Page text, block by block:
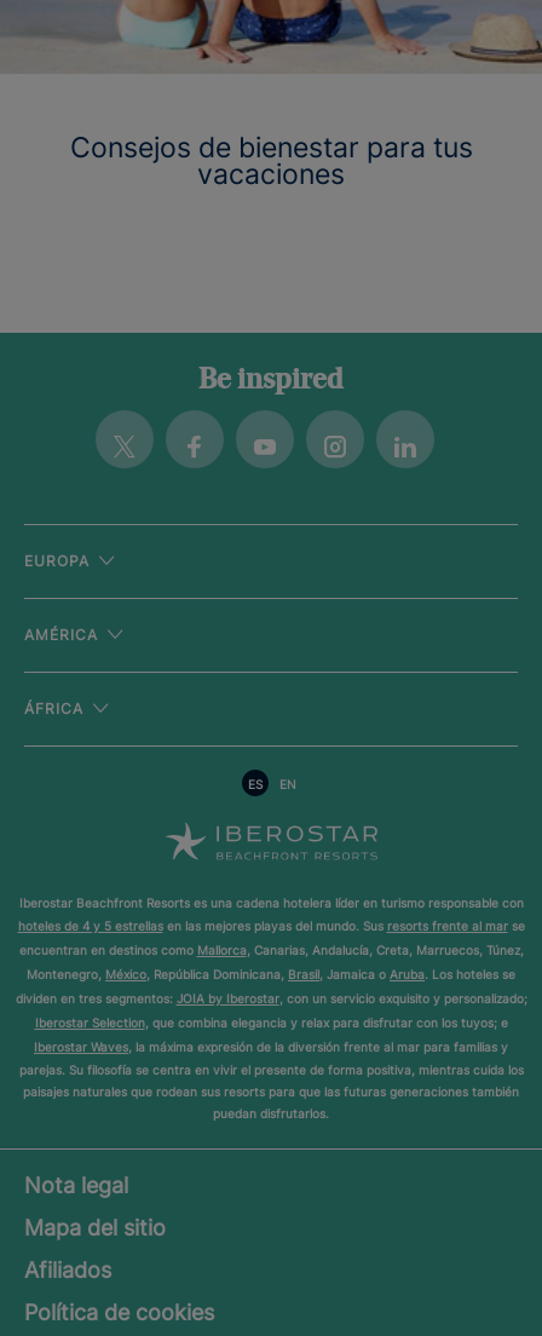
Consejos de bienestar para tus
vacaciones
Be inspired
Twitter FacebookYoutubeInstagramLinkedin
EUROPA
AMÉRICA
ÁFRICA
ES EN
Iberostar Beachfront Resorts es una cadena hotelera líder en turismo responsable con
hoteles de 4 y 5 estrellasen las mejores playas del mundo. Sus resorts frente al marse
encuentran en destinos como Mallorca, Canarias, Andalucía, Creta, Marruecos, Túnez,
Montenegro, México, República Dominicana, Brasil, Jamaica o Aruba. Los hoteles se
dividen en tres segmentos: JOIA by Iberostar, con un servicio exquisito y personalizado;
Iberostar Selection, que combina elegancia y relax para disfrutar con los tuyos; e
Iberostar Waves, la máxima expresión de la diversión frente al mar para familias y
parejas. Su filosofía se centra en vivir el presente de forma positiva, mientras cuida los
paisajes naturales que rodean sus resorts para que las futuras generaciones también
puedan disfrutarlos.
Nota legal
Mapa del sitio
Afiliados
Política de cookies